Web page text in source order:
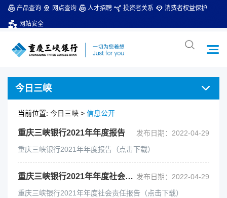
产品查询 网点查询 人才招聘 投资者关系 消费者权益保护
网站安全
今日三峡
当前位置: 今日三峡 > 信息公开
发布日期：2022-04-29
重庆三峡银行2021年年度报告
重庆三峡银行2021年年度报告（点击下载）
发布日期：2022-04-29
重庆三峡银行2021年年度社会责任报告
重庆三峡银行2021年年度社会责任报告（点击下载）